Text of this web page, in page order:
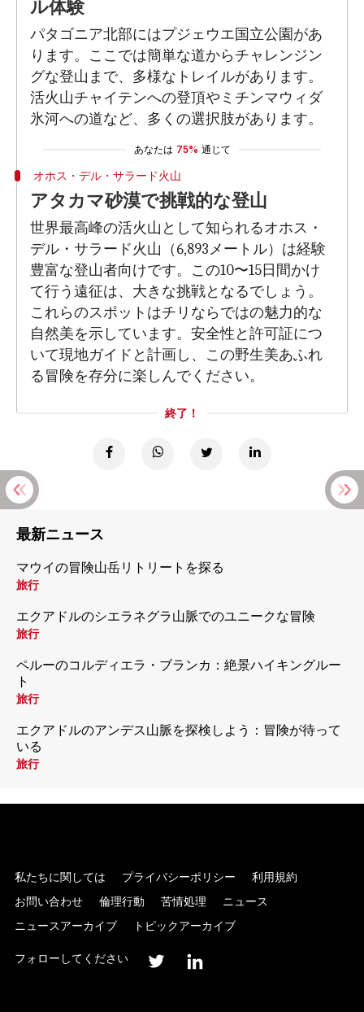
ル体験
パタゴニア北部にはプジェウエ国立公園があ
ります。ここでは簡単な道からチャレンジン
グな登山まで、多様なトレイルがあります。
活火山チャイテンへの登頂やミチンマウィダ
氷河への道など、多くの選択肢があります。
あなたは 75% 通じて
オホス・デル・サラード火山
アタカマ砂漠で挑戦的な登山
世界最高峰の活火山として知られるオホス・
デル・サラード火山（6,893メートル）は経験
豊富な登山者向けです。この10〜15日間かけ
て行う遠征は、大きな挑戦となるでしょう。
これらのスポットはチリならではの魅力的な
自然美を示しています。安全性と許可証につ
いて現地ガイドと計画し、この野生美あふれ
る冒険を存分に楽しんでください。
終了！
最新ニュース
マウイの冒険山岳リトリートを探る
旅行
エクアドルのシエラネグラ山脈でのユニークな冒険
旅行
ペルーのコルディエラ・ブランカ：絶景ハイキングルー
ト
旅行
エクアドルのアンデス山脈を探検しよう：冒険が待って
いる
旅行
私たちに関しては プライバシーポリシー
利用規約
お問い合わせ
倫理行動 苦情処理
ニュース
ニュースアーカイブ
トピックアーカイブ
フォローしてください